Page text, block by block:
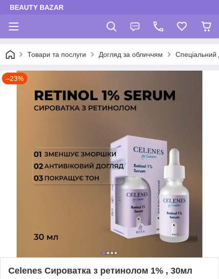
BEAUTY BAZAR
Товари та послуги Догляд за обличчям Спеціальний
–23%
Celenes Сироватка з ретинолом 1% , 30мл